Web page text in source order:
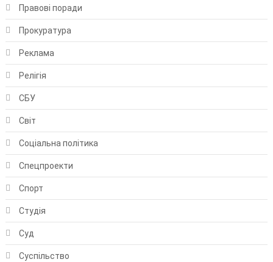
Правові поради
Прокуратура
Реклама
Релігія
СБУ
Світ
Соціальна політика
Спецпроекти
Спорт
Студія
Суд
Суспільство